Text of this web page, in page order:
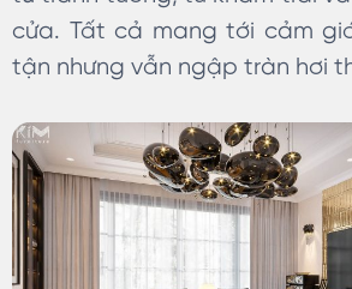
cửa. Tất cả mang tới cảm
tận nhưng vẫn ngập tràn hơi